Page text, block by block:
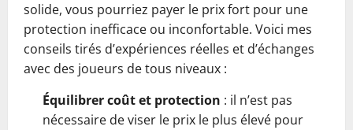
solide, vous pourriez payer le prix fort pour une
protection inefficace ou inconfortable. Voici mes
conseils tirés d’expériences réelles et d’échanges
avec des joueurs de tous niveaux :
Équilibrer coût et protection : il n’est pas
nécessaire de viser le prix le plus élevé pour